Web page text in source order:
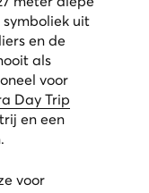
uit
en de
als
voor
Day Trip
en een
voor